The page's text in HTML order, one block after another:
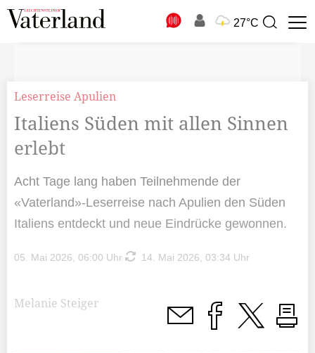
27°C
Suchbegriff
Leserreise Apulien
Italiens Süden mit allen Sinnen
erlebt
Acht Tage lang haben Teilnehmende der
«Vaterland»-Leserreise nach Apulien den Süden
Italiens entdeckt und neue Eindrücke gewonnen.
05. Mai 2026, 06:00 Uhr 14. Mai 2026, 03:34 Uhr
Melanie Steiger